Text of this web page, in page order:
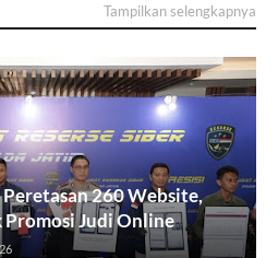
Tampilkan selengkapnya
260 Website,
Judi Online